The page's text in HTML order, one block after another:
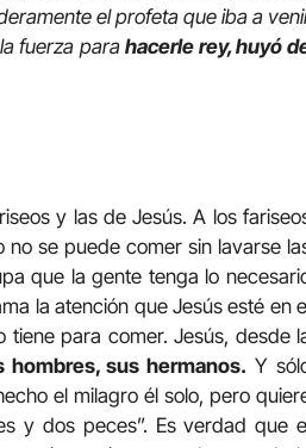
el profeta que iba a
fuerza parahacerle rey, huyó
y las de Jesús. A los
se puede comer sin lavarse
que la gente tenga lo
la atención que Jesús esté en
para comer. Jesús, desde
sus hermanos. Y
el milagro él solo, pero
y dos peces”. Es verdad que